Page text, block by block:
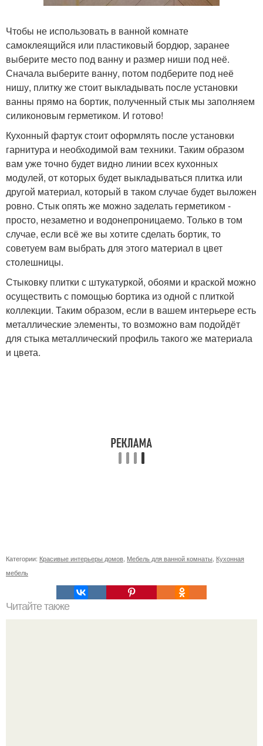
Чтобы не использовать в ванной комнате
самоклеящийся или пластиковый бордюр, заранее
выберите место под ванну и размер ниши под неё.
Сначала выберите ванну, потом подберите под неё
нишу, плитку же стоит выкладывать после установки
ванны прямо на бортик, полученный стык мы заполняем
силиконовым герметиком. И готово!
Кухонный фартук стоит оформлять после установки
гарнитура и необходимой вам техники. Таким образом
вам уже точно будет видно линии всех кухонных
модулей, от которых будет выкладываться плитка или
другой материал, который в таком случае будет выложен
ровно. Стык опять же можно заделать герметиком -
просто, незаметно и водонепроницаемо. Только в том
случае, если всё же вы хотите сделать бортик, то
советуем вам выбрать для этого материал в цвет
столешницы.
Стыковку плитки с штукатуркой, обоями и краской можно
осуществить с помощью бортика из одной с плиткой
коллекции. Таким образом, если в вашем интерьере есть
металлические элементы, то возможно вам подойдёт
для стыка металлический профиль такого же материала
и цвета.
Категории: Красивые интерьеры домов Мебель для ванной комнаты Кухонная
мебель
Читайте также